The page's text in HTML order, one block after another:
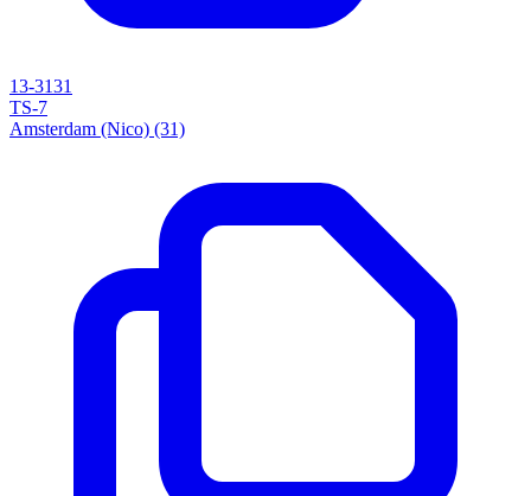
13-3131
TS-7
Amsterdam (Nico) (31)